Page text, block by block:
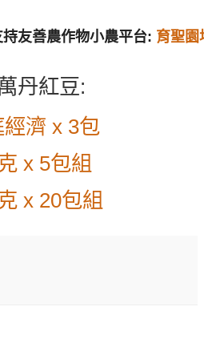
持友善農作物小農平台: 育聖園
丹紅豆:
濟 x 3包
x 5包組
x 20包組